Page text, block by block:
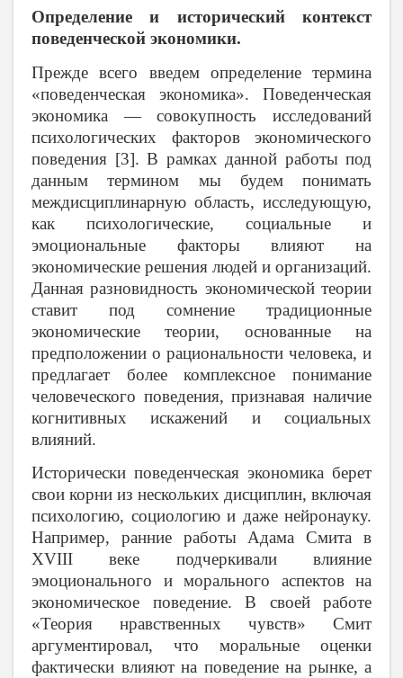
Определение и исторический контекст
поведенческой экономики.
Прежде всего введем определение термина
«поведенческая экономика». Поведенческая
экономика — совокупность исследований
психологических факторов экономического
поведения [3]. В рамках данной работы под
данным термином мы будем понимать
междисциплинарную область, исследующую,
как психологические, социальные и
эмоциональные факторы влияют на
экономические решения людей и организаций.
Данная разновидность экономической теории
ставит под сомнение традиционные
экономические теории, основанные на
предположении о рациональности человека, и
предлагает более комплексное понимание
человеческого поведения, признавая наличие
когнитивных искажений и социальных
влияний.
Исторически поведенческая экономика берет
свои корни из нескольких дисциплин, включая
психологию, социологию и даже нейронауку.
Например, ранние работы Адама Смита в
XVIII веке подчеркивали влияние
эмоционального и морального аспектов на
экономическое поведение. В своей работе
«Теория нравственных чувств» Смит
аргументировал, что моральные оценки
фактически влияют на поведение на рынке, а